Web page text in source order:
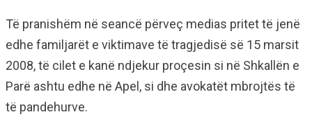
Të pranishëm në seancë përveç medias pritet të jenë
edhe familjarët e viktimave të tragjedisë së 15 marsit
2008, të cilet e kanë ndjekur proçesin si në Shkallën e
Parë ashtu edhe në Apel, si dhe avokatët mbrojtës të
të pandehurve.